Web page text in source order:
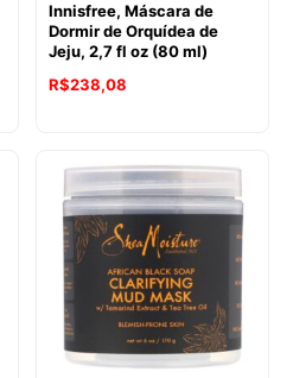
Innisfree, Máscara de
Dormir de Orquídea de
Jeju, 2,7 fl oz (80 ml)
R$238,08